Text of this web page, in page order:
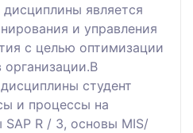
является
и управления
с целью оптимизации
студент
и процессы на
R / 3, основы MIS/